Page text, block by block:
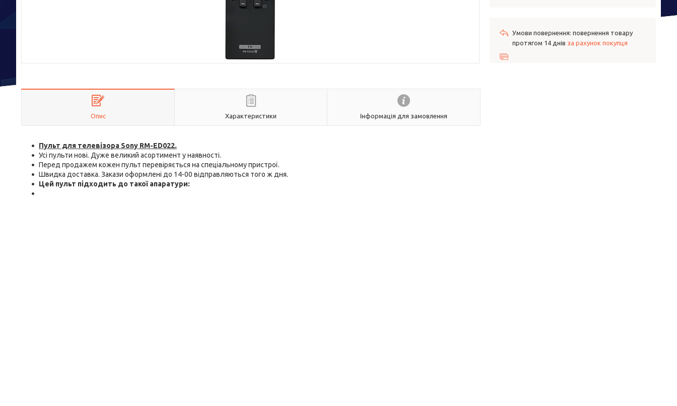
Опис Характеристики Інформація для замовлення
Пульт для телевізора Sony RM-ED022.
Усі пульти нові. Дуже великий асортимент у наявності.
Перед продажем кожен пульт перевіряється на спеціальному пристрої.
Швидка доставка. Закази оформлені до 14-00 відправляються того ж дня.
Цей пульт підходить до такої апаратури:
повернення товару
протягом 14 днів за рахунок покупця